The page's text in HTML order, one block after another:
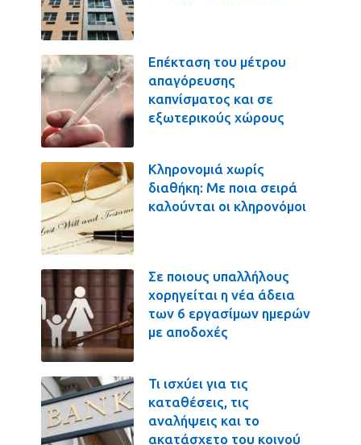
Επέκταση του μέτρου
απαγόρευσης
καπνίσματος και σε
εξωτερικούς χώρους
Κληρονομιά χωρίς
διαθήκη: Με ποια σειρά
καλούνται οι κληρονόμοι
Σε ποιους υπαλλήλους
χορηγείται η νέα άδεια
των 6 εργασίμων ημερών
με αποδοχές
Τι ισχύει για τις
καταθέσεις, τις
αναλήψεις και το
ακατάσχετο του κοινού